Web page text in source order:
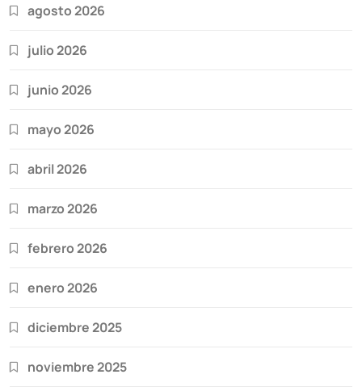
agosto 2026
julio 2026
junio 2026
mayo 2026
abril 2026
marzo 2026
febrero 2026
enero 2026
diciembre 2025
noviembre 2025